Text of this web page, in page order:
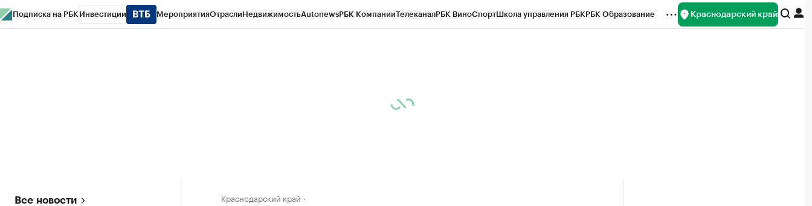
Подписка на РБК Инвестиции МероприятияОтраслиНедвижимостьAutonewsРБК КомпанииТелеканалРБК ВиноСпортШкола управления РБКРБК Образование Краснодарский край
Все новости Краснодарский край